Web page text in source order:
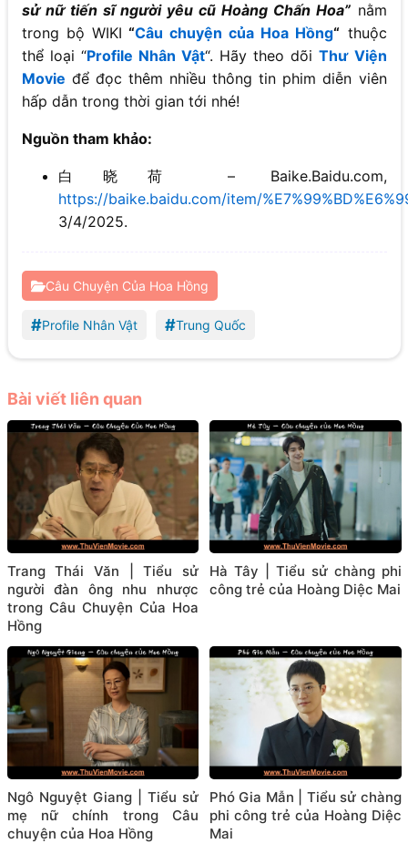
sử nữ tiến sĩ người yêu cũ Hoàng Chấn Hoa” nằm
trong bộ WIKI “Câu chuyện của Hoa Hồng“ thuộc
thể loại “Profile Nhân Vật“. Hãy theo dõiThư Viện
Movie để đọc thêm nhiều thông tin phim diễn viên
hấp dẫn trong thời gian tới nhé!
Nguồn tham khảo:
白晓荷 – Baike.Baidu.com,
https://baike.baidu.com/item/
3/4/2025.
Câu Chuyện Của Hoa Hồng
#Profile Nhân Vật #Trung Quốc
Bài viết liên quan
Trang Thái Văn | Tiểu sử
người đàn ông nhu nhược
trong Câu Chuyện Của Hoa
Hồng
Hà Tây | Tiểu sử chàng phi
công trẻ của Hoàng Diệc Mai
Ngô Nguyệt Giang | Tiểu sử
mẹ nữ chính trong Câu
chuyện của Hoa Hồng
Phó Gia Mẫn | Tiểu sử chàng
phi công trẻ của Hoàng Diệc
Mai